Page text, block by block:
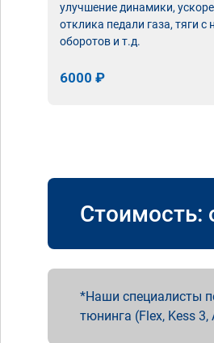
улучшение динамики,
отклика педали газа, тяги с
оборотов и т.д.
6000 ₽
Стоимость:
Наши специалисты
тюнинга (Flex, Kess